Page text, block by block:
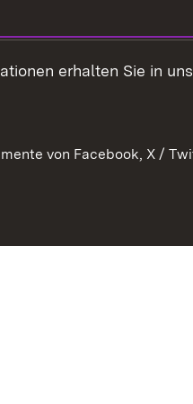
erhalten Sie in
von Facebook, X /